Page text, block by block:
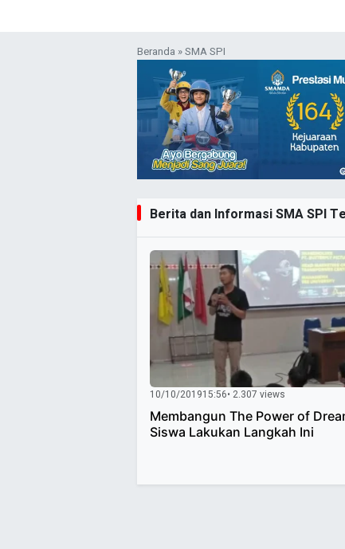
Beranda »SMA SPI
Berita dan Informasi SMA SPI
10/10/201915:56• 2.307 views
Membangun The Power of
Siswa Lakukan Langkah Ini